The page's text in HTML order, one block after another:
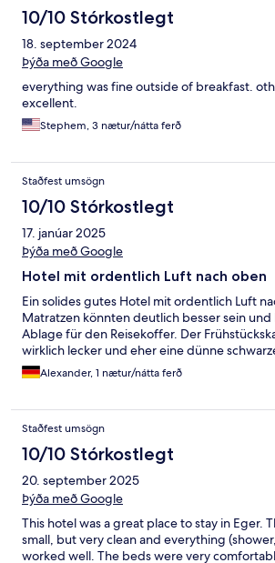
10/10 Stórkostlegt
18. september 2024
Þýða með Google
everything was fine outside of breakfast.
excellent.
Stephem, 3 nætur/nátta ferð
Staðfest umsögn
10/10 Stórkostlegt
17. janúar 2025
Þýða með Google
Hotel mit ordentlich Luft nach oben
Ein solides gutes Hotel mit ordentlich Luft
Matratzen könnten deutlich besser sein
Ablage für den Reisekoffer. Der
wirklich lecker und eher eine dünne
Alexander, 1 nætur/nátta ferð
Staðfest umsögn
10/10 Stórkostlegt
20. september 2025
Þýða með Google
This hotel was a great place to stay in Eger.
small, but very clean and everything
worked well. The beds were very